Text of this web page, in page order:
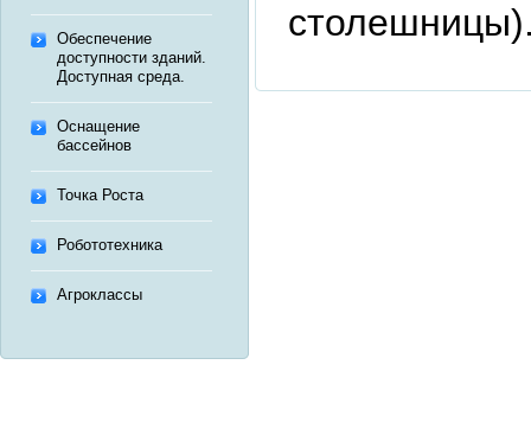
Обеспечение
доступности зданий.
Доступная среда.
Оснащение
бассейнов
Точка Роста
Робототехника
Агроклассы